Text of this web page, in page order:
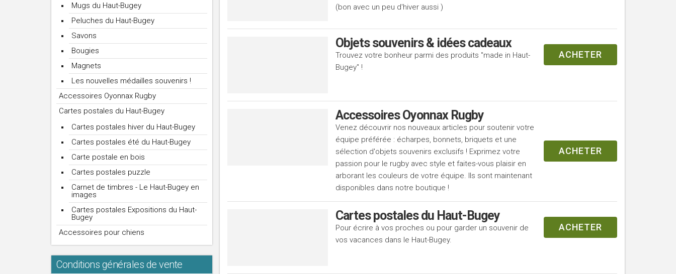
Mugs du Haut-Bugey
Peluches du Haut-Bugey
Savons
Bougies
Magnets
Les nouvelles médailles souvenirs !
Accessoires Oyonnax Rugby
Cartes postales du Haut-Bugey
Cartes postales hiver du Haut-Bugey
Cartes postales été du Haut-Bugey
Carte postale en bois
Cartes postales puzzle
Carnet de timbres - Le Haut-Bugey en
images
Cartes postales Expositions du Haut-
Bugey
Accessoires pour chiens
Conditions générales de vente
(bon avec un peu d'hiver aussi )
Objets souvenirs & idées cadeaux
Trouvez votre bonheur parmi des produits "made in Haut-
Bugey" !
ACHETER
Accessoires Oyonnax Rugby
Venez découvrir nos nouveaux articles pour soutenir votre
équipe préférée : écharpes, bonnets, briquets et une
sélection d'objets souvenirs exclusifs ! Exprimez votre
passion pour le rugby avec style et faites-vous plaisir en
arborant les couleurs de votre équipe. Ils sont maintenant
disponibles dans notre boutique !
ACHETER
Cartes postales du Haut-Bugey
Pour écrire à vos proches ou pour garder un souvenir de
vos vacances dans le Haut-Bugey.
ACHETER